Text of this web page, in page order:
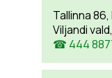
Tallinna
Viljandi
☎ 444